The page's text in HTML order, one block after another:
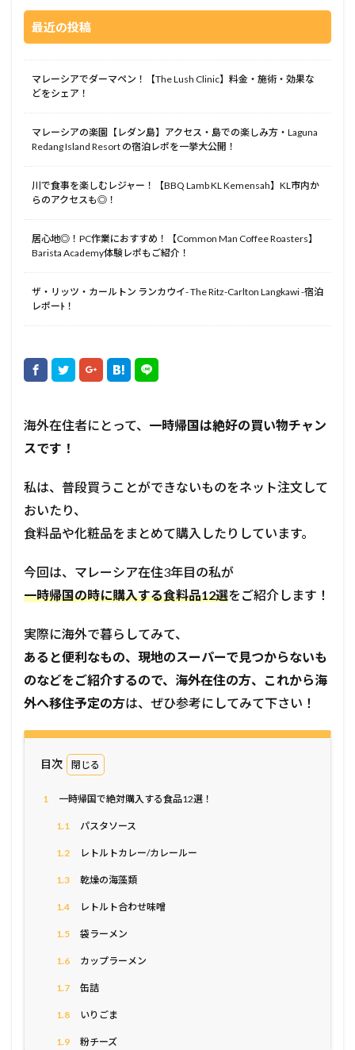
最近の投稿
マレーシアでダーマペン！【The Lush Clinic】料金・施術・効果な
どをシェア！
マレーシアの楽園【レダン島】アクセス・島での楽しみ方・Laguna
Redang Island Resort の宿泊レポを一挙大公開！
川で食事を楽しむレジャー！【BBQ Lamb KL Kemensah】KL市内か
らのアクセスも◎！
居心地◎！PC作業におすすめ！【Common Man Coffee Roasters】
Barista Academy体験レポもご紹介！
ザ・リッツ・カールトン ランカウイ- The Ritz-Carlton Langkawi -宿泊
レポーﾄ！
海外在住者にとって、 一時帰国は絶好の買い物チャン
スです！
私は、普段買うことができないものをネット注文して
おいたり、
食料品や化粧品をまとめて購入したりしています。
今回は、マレーシア在住3年目の私が
一時帰国の時に購入する食料品12選をご紹介します！
実際に海外で暮らしてみて、
あると便利なもの、現地のスーパーで見つからないも
のなどをご紹介するので、海外在住の方、これから海
外へ移住予定の方は、 ぜひ参考にしてみて下さい！
目次
1 一時帰国で絶対購入する食品12選！
1.1 パスタソース
1.2 レトルトカレー/カレールー
1.3 乾燥の海藻類
1.4 レトルト合わせ味噌
1.5 袋ラーメン
1.6 カップラーメン
1.7 缶詰
1.8 いりごま
1.9 粉チーズ